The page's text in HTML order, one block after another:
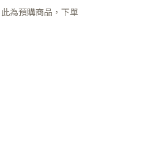
為預購商品，下單